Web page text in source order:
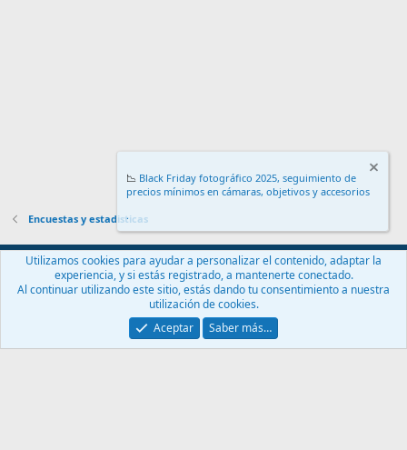
Encuestas y estadisticas
Español (ES)
Contáctanos
Términos y reglas Política de privacidad
Ayuda
Community platform by XenForo® © 2010-2024 XenForo Ltd.
📉 Black Friday fotográfico 2025, seguimiento de
precios mínimos en cámaras, objetivos y accesorios
.
Utilizamos cookies para ayudar a personalizar el contenido, adaptar la
experiencia, y si estás registrado, a mantenerte conectado.
Al continuar utilizando este sitio, estás dando tu consentimiento a nuestra
utilización de cookies.
Aceptar
Saber más…